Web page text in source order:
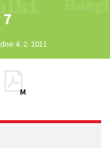
4. 2. 2011